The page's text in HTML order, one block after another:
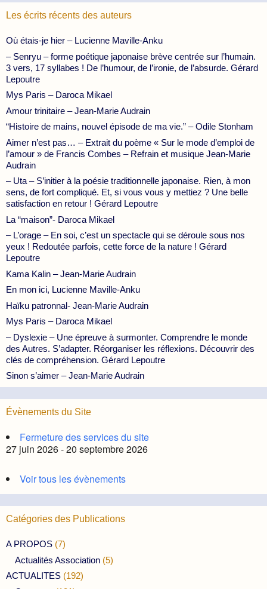
Les écrits récents des auteurs
Où étais-je hier – Lucienne Maville-Anku
– Senryu – forme poétique japonaise brève centrée sur l’humain.
3 vers, 17 syllabes ! De l’humour, de l’ironie, de l’absurde. Gérard
Lepoutre
Mys Paris – Daroca Mikael
Amour trinitaire – Jean-Marie Audrain
“Histoire de mains, nouvel épisode de ma vie.” – Odile Stonham
Aimer n’est pas… – Extrait du poème « Sur le mode d’emploi de
l’amour » de Francis Combes – Refrain et musique Jean-Marie
Audrain
– Uta – S’initier à la poésie traditionnelle japonaise. Rien, à mon
sens, de fort compliqué. Et, si vous vous y mettiez ? Une belle
satisfaction en retour ! Gérard Lepoutre
La “maison”- Daroca Mikael
– L’orage – En soi, c’est un spectacle qui se déroule sous nos
yeux ! Redoutée parfois, cette force de la nature ! Gérard
Lepoutre
Kama Kalin – Jean-Marie Audrain
En mon ici, Lucienne Maville-Anku
Haïku patronnal- Jean-Marie Audrain
Mys Paris – Daroca Mikael
– Dyslexie – Une épreuve à surmonter. Comprendre le monde
des Autres. S’adapter. Réorganiser les réflexions. Découvrir des
clés de compréhension. Gérard Lepoutre
Sinon s’aimer – Jean-Marie Audrain
Évènements du Site
Fermeture des services du site
27 juin 2026 - 20 septembre 2026
Voir tous les évènements
Catégories des Publications
A PROPOS (7)
Actualités Association (5)
ACTUALITES (192)